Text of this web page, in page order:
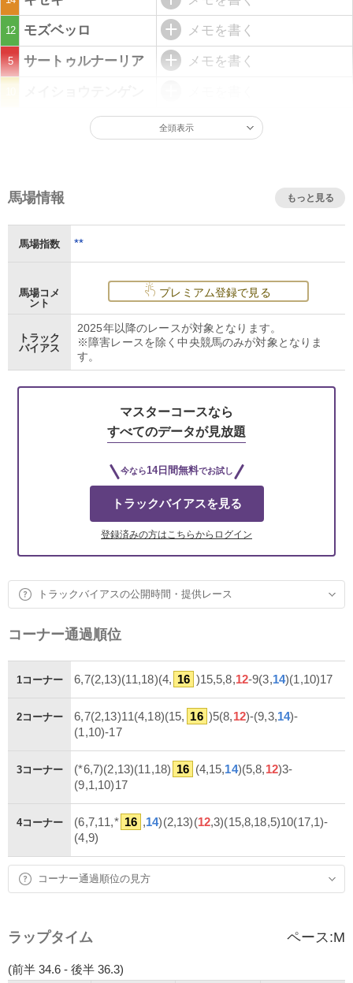
12 モズベッロ メモを書く
5 サートゥルナーリア メモを書く
全頭表示
馬場情報 もっと見る
馬場指数 **
馬場コメ
ント
プレミアム登録で見る
トラック
バイアス
2025年以降のレースが対象となります。
※障害レースを除く中央競馬のみが対象となりま
す。
マスターコースなら
すべてのデータが見放題
今なら14日間無料でお試し
トラックバイアスを見る
登録済みの方はこちらからログイン
トラックバイアスの公開時間・提供レース
コーナー通過順位
1コーナー 6,7(2,13)(11,18)(4, 16 )15,5,8,12-9(3,14)(1,10)17
2コーナー 6,7(2,13)11(4,18)(15, 16 )5(8,12)-(9,3,14)-
(1,10)-17
3コーナー (*6,7)(2,13)(11,18) 16 (4,15,14)(5,8,12)3-
(9,1,10)17
4コーナー (6,7,11,* 16 ,14)(2,13)(12,3)(15,8,18,5)10(17,1)-
(4,9)
コーナー通過順位の見方
ラップタイム ペース:M
(前半 34.6 - 後半 36.3)